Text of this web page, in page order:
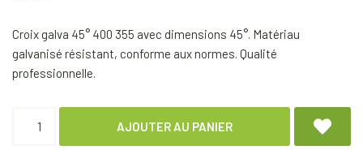
Croix galva 45° 400 355 avec dimensions 45°. Matériau
galvanisé résistant, conforme aux normes. Qualité
professionnelle.
AJOUTER AU PANIER